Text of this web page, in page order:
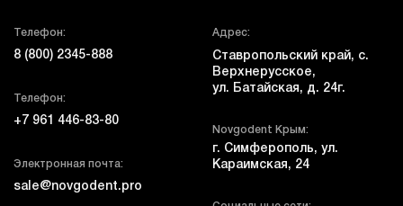
Телефон:
8 (800) 2345-888
Телефон:
+7 961 446-83-80
Электронная почта:
sale@novgodent.pro
Адрес:
Ставропольский край, с.
Верхнерусское,
ул. Батайская, д. 24г.
Novgodent Крым:
г. Симферополь, ул.
Караимская, 24